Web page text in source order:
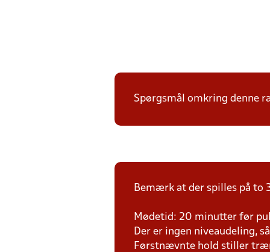
Spørgsmål omkring denne
Bemærk at der spilles på to
Mødetid: 20 minutter før
Der er ingen niveaudeling,
Førstnævnte hold stiller